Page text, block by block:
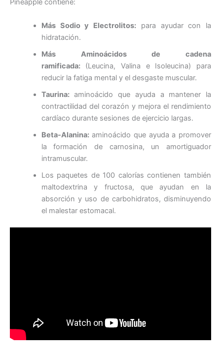
Pineapple contiene:
Más Sodio y Electrolitos: para ayudar con la
hidratación.
Más Aminoácidos de cadena
ramificada:(Leucina, Valina e Isoleucina) para
reducir la fatiga mental y el desgaste muscular.
Taurina:aminoácido que ayuda a mantener la
contractilidad del corazón y mejora el rendimiento
cardíaco durante sesiones de ejercicio largas.
Beta-Alanina:aminoácido que ayuda a promover
la formación de carnosina, un amortiguador
intramuscular.
Los paquetes de 100 calorías contienen también
maltodextrina y fructosa, que ayudan en la
absorción y uso de carbohidratos, disminuyendo
el malestar estomacal.